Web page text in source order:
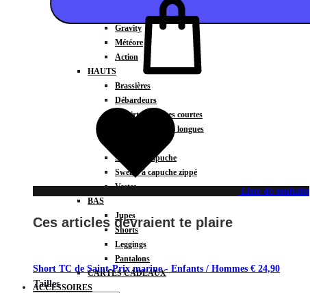
Gravity
Météore
Action
HAUTS
Brassières
Débardeurs
T-shirts manches courtes
T-shirts manches longues
Sweats à capuche
Sweats à capuche zippé
Vestes
BAS
Jupes
Shorts
Leggings
Pantalons
CARTES CADEAUX
ACCESSOIRES
Liste de souhaits
Ces articles devraient te plaire
Short TC de Saint-Prix marine - Enfants / Hommes € 24,90
Tailles